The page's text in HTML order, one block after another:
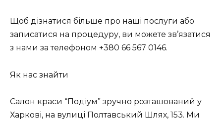
Щоб дізнатися більше про наші послуги або
записатися на процедуру, ви можете зв’язатися
з нами за телефоном +380 66 567 0146.
Як нас знайти
Салон краси “Подіум” зручно розташований у
Харкові, на вулиці Полтавський Шлях, 153. Ми